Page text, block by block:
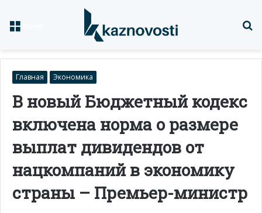
Главная Экономика
В новый Бюджетный кодекс
включена норма о размере
выплат дивидендов от
нацкомпаний в экономику
страны – Премьер-министр